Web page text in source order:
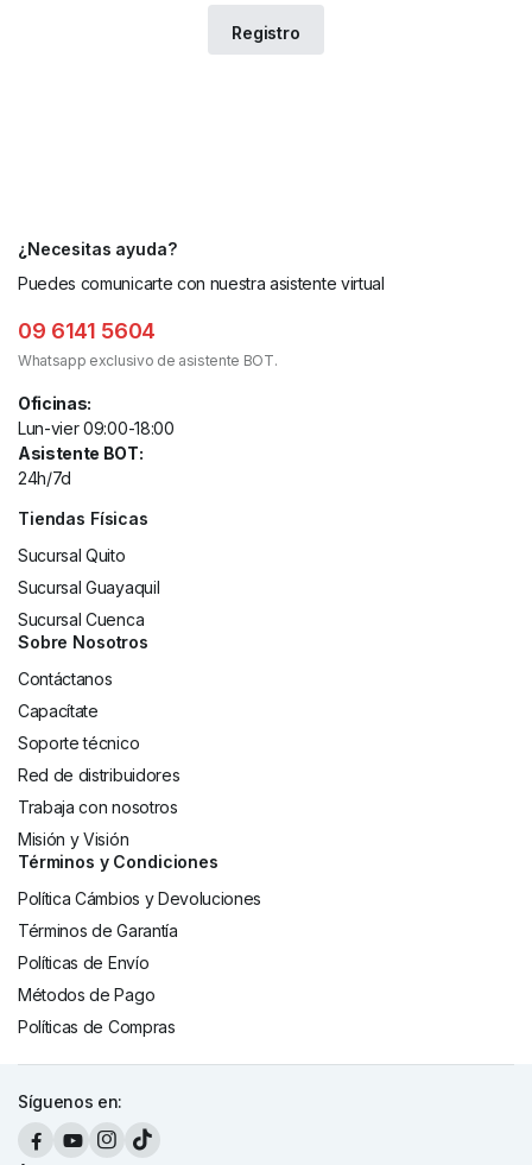
¿Necesitas ayuda?
Puedes comunicarte con nuestra asistente virtual
09 6141 5604
Whatsapp exclusivo de asistente BOT.
Oficinas:
Lun-vier 09:00-18:00
Asistente BOT:
24h/7d
Tiendas Físicas
Sucursal Quito
Sucursal Guayaquil
Sucursal Cuenca
Sobre Nosotros
Contáctanos
Capacítate
Soporte técnico
Red de distribuidores
Trabaja con nosotros
Misión y Visión
Términos y Condiciones
Política Cámbios y Devoluciones
Términos de Garantía
Políticas de Envío
Métodos de Pago
Políticas de Compras
Síguenos en: